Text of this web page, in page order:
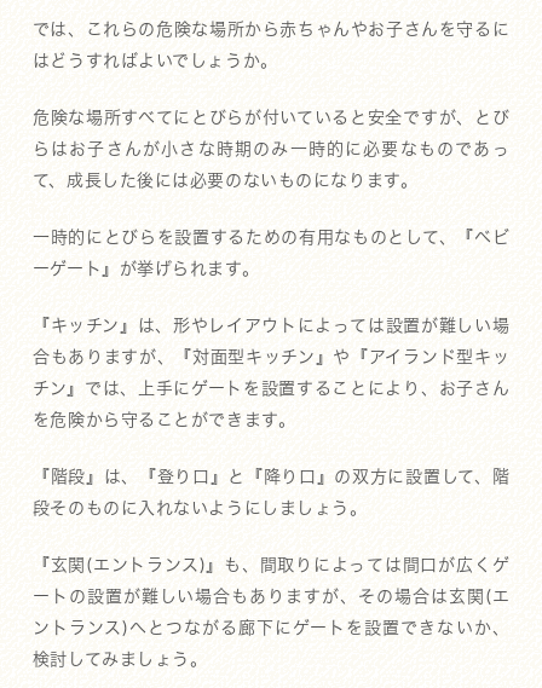
では、これらの危険な場所から赤ちゃんやお子さんを守るに
はどうすればよいでしょうか。
危険な場所すべてにとびらが付いていると安全ですが、とび
らはお子さんが小さな時期のみ一時的に必要なものであっ
て、成長した後には必要のないものになります。
一時的にとびらを設置するための有用なものとして、『ベビ
ーゲート』が挙げられます。
『キッチン』は、形やレイアウトによっては設置が難しい場
合もありますが、『対面型キッチン』や『アイランド型キッ
チン』では、上手にゲートを設置することにより、お子さん
を危険から守ることができます。
『階段』は、『登り口』と『降り口』の双方に設置して、階
段そのものに入れないようにしましょう。
『玄関(エントランス)』も、間取りによっては間口が広くゲ
ートの設置が難しい場合もありますが、その場合は玄関(エ
ントランス)へとつながる廊下にゲートを設置できないか、
検討してみましょう。